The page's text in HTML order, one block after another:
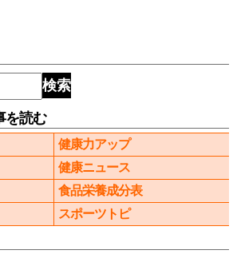
検索
を読む
健康力アップ
健康ニュース
食品栄養成分表
スポーツトピ